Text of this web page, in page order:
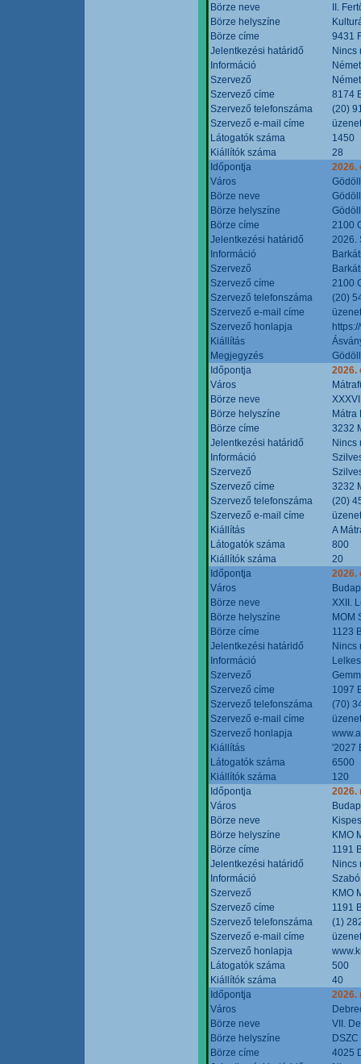
Börze neve
II.
Börze helyszíne
Börze címe
9431
Jelentkezési határidő
Nincs
Információ
Szervező
Szervező címe
8174
Szervező telefonszáma
(20)
Szervező e-mail címe
Látogatók száma
1450
Kiállítók száma
28
Időpontja
2026.
Város
Börze neve
Börze helyszíne
Börze címe
2100
Jelentkezési határidő
2026.
Információ
Szervező
Szervező címe
2100
Szervező telefonszáma
(20)
Szervező e-mail címe
Szervező honlapja
Kiállítás
Megjegyzés
Időpontja
2026.
Város
Börze neve
Börze helyszíne
Mátra
Börze címe
3232
Jelentkezési határidő
Nincs
Információ
Szervező
Szervező címe
3232
Szervező telefonszáma
(20)
Szervező e-mail címe
Kiállítás
A
Látogatók száma
800
Kiállítók száma
20
Időpontja
2026.
Város
Börze neve
XXII.
Börze helyszíne
MOM
Börze címe
1123
Jelentkezési határidő
Nincs
Információ
Szervező
Szervező címe
1097
Szervező telefonszáma
(70)
Szervező e-mail címe
Szervező honlapja
Kiállítás
'2027
Látogatók száma
6500
Kiállítók száma
120
Időpontja
2026.
Város
Börze neve
Börze helyszíne
KMO
Börze címe
1191
Jelentkezési határidő
Nincs
Információ
Szervező
KMO
Szervező címe
1191
Szervező telefonszáma
(1)
Szervező e-mail címe
Szervező honlapja
Látogatók száma
500
Kiállítók száma
40
Időpontja
2026.
Város
Börze neve
VII.
Börze helyszíne
Börze címe
4025